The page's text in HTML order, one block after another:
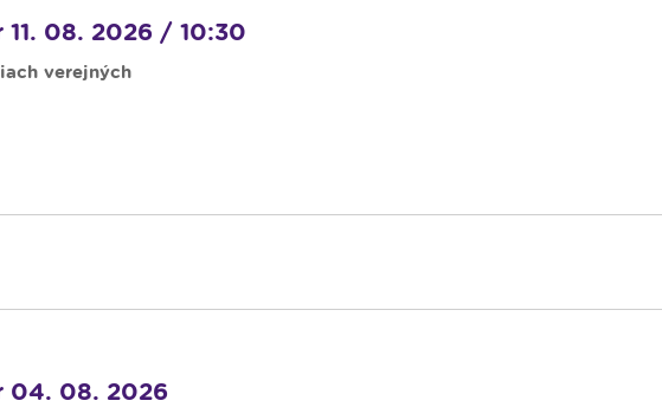
08. 2026 / 10:30
verejných
04. 08. 2026